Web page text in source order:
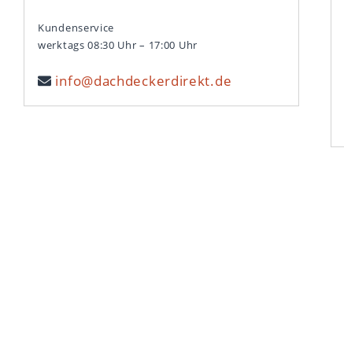
Kundenservice
werktags 08:30 Uhr – 17:00 Uhr
info@dachdeckerdirekt.de